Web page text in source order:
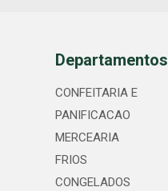
Departamentos
CONFEITARIA E
PANIFICACAO
MERCEARIA
FRIOS
CONGELADOS